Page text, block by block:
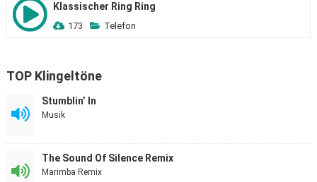
Klassischer Ring Ring
173 Telefon
TOP Klingeltöne
Stumblin’ In
Musik
The Sound Of Silence Remix
Marimba Remix